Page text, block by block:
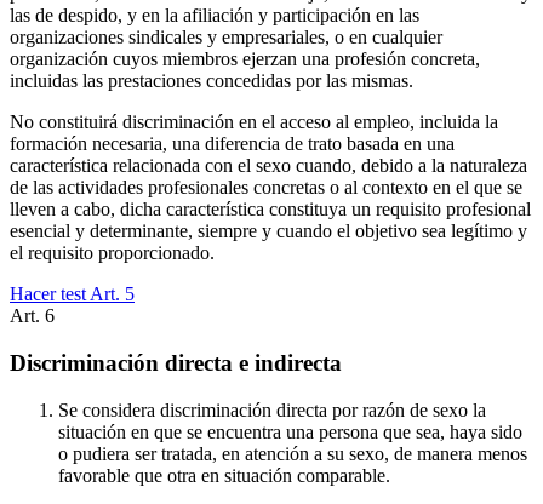
las de despido, y en la afiliación y participación en las
organizaciones sindicales y empresariales, o en cualquier
organización cuyos miembros ejerzan una profesión concreta,
incluidas las prestaciones concedidas por las mismas.
No constituirá discriminación en el acceso al empleo, incluida la
formación necesaria, una diferencia de trato basada en una
característica relacionada con el sexo cuando, debido a la naturaleza
de las actividades profesionales concretas o al contexto en el que se
lleven a cabo, dicha característica constituya un requisito profesional
esencial y determinante, siempre y cuando el objetivo sea legítimo y
el requisito proporcionado.
Hacer test Art. 5
Art. 6
Discriminación directa e indirecta
Se considera discriminación directa por razón de sexo la
situación en que se encuentra una persona que sea, haya sido
o pudiera ser tratada, en atención a su sexo, de manera menos
favorable que otra en situación comparable.